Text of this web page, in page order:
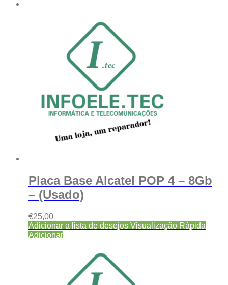
Placa Base Alcatel POP 4 – 8Gb
– (Usado)
€25,00
Adicionar a lista de desejos Visualização Rápida
Adicionar